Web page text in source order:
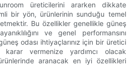
üreticilerini ararken dikkate
bir yön, ürünlerinin sunduğu temel
Bu özellikler genellikle güneş
ve genel performansını
odası ihtiyaçlarınız için bir üretici
vermenize yardımcı olacak
aranacak en iyi özellikleri